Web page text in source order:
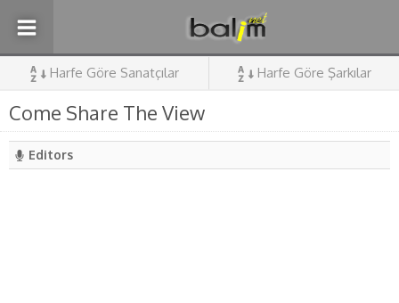
Harfe Göre Sanatçılar Harfe Göre Şarkılar
Come Share The View
Editors